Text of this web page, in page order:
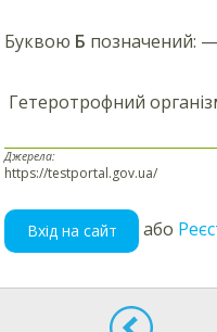
Буквою Б позначений: —
Гетеротрофний
Джерела:
https://testportal.gov.ua/
Вхід на сайт або